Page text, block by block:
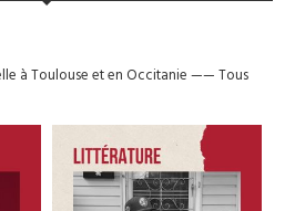
à Toulouse et en Occitanie——Tous